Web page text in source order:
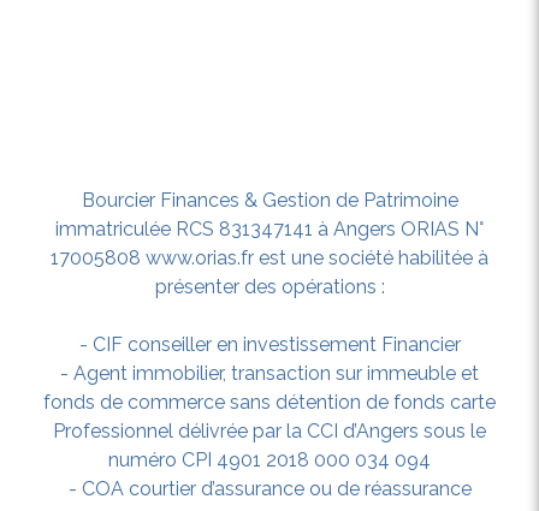
Bourcier Finances & Gestion de Patrimoine
immatriculée RCS 831347141 à Angers ORIAS N°
17005808 www.orias.fr est une société habilitée à
présenter des opérations :
- CIF conseiller en investissement Financier
- Agent immobilier, transaction sur immeuble et
fonds de commerce sans détention de fonds carte
Professionnel délivrée par la CCI d’Angers sous le
numéro CPI 4901 2018 000 034 094
- COA courtier d’assurance ou de réassurance